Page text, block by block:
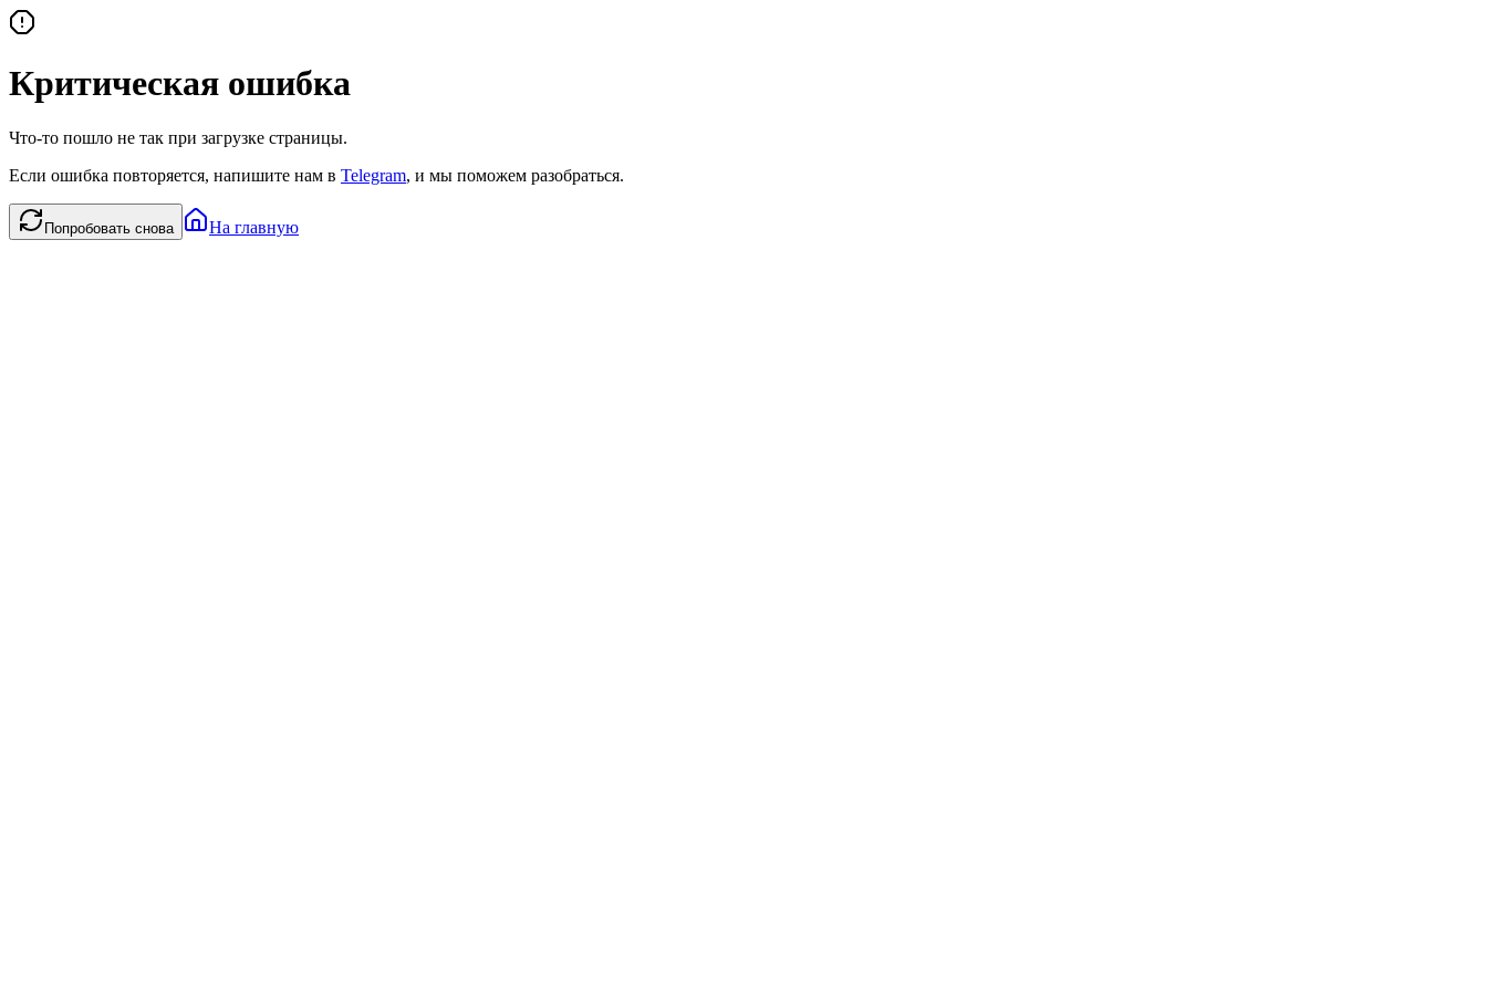
Критическая ошибка
Что-то пошло не так при загрузке страницы.
Если ошибка повторяется, напишите нам в Telegram, и мы поможем разобраться.
Попробовать снова На главную